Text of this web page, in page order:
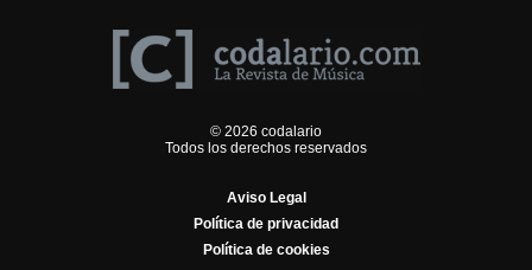
© 2026 codalario
Todos los derechos reservados
Aviso Legal
Política de privacidad
Política de cookies